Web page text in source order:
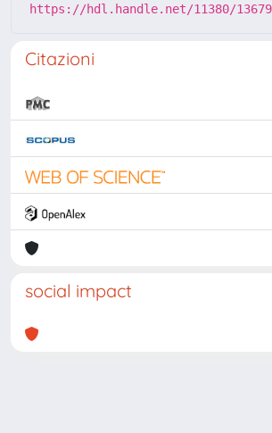
https://hdl.handle.net/11380/
Citazioni
social impact